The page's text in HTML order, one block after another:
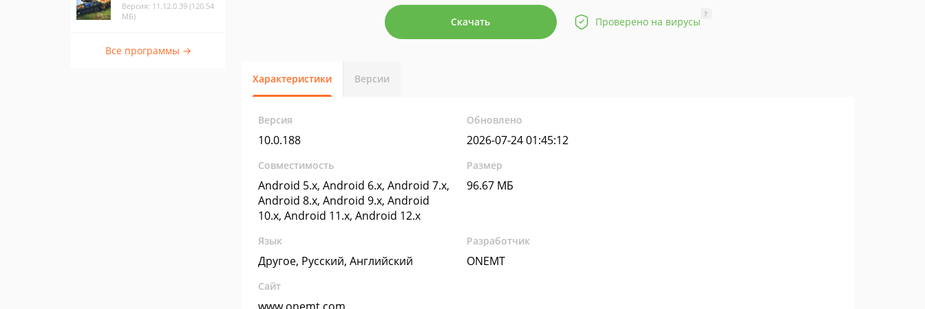
Версия: 11.12.0.39 (120.54
МБ)
Все программы →
Скачать Проверено на вирусы
?
Характеристики Версии
Версия
10.0.188
Обновлено
2026-07-24 01:45:12
Совместимость
Android 5.x, Android 6.x, Android 7.x,
Android 8.x, Android 9.x, Android
10.x, Android 11.x, Android 12.x
Размер
96.67 МБ
Язык
Другое, Русский, Английский
Разработчик
ONEMT
Сайт